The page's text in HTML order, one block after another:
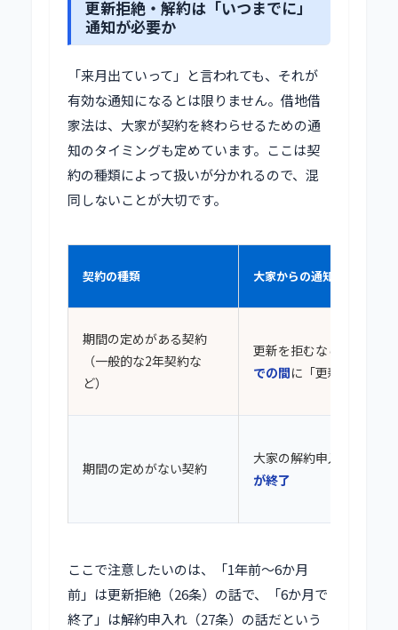
更新拒絶・解約は「いつまでに」
通知が必要か
「来月出ていって」と言われても、それが
有効な通知になるとは限りません。借地借
家法は、大家が契約を終わらせるための通
知のタイミングも定めています。ここは契
約の種類によって扱いが分かれるので、混
同しないことが大切です。
契約の種類 大家からの通知ルール
期間の定めがある契約
（一般的な2年契約な
ど）
更新を拒むなら、
での間に「更新しない」
期間の定めがない契約
大家の解約申入れから
が終了
ここで注意したいのは、「1年前〜6か月
前」は更新拒絶（26条）の話で、「6か月で
終了」は解約申入れ（27条）の話だという